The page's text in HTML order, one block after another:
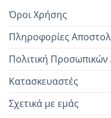
Όροι Χρήσης
Πληροφορίες
Πολιτική
Κατασκευαστές
Σχετικά με εμάς